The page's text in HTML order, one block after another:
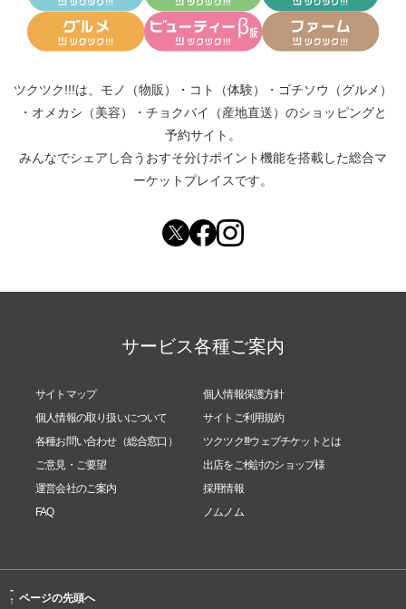
ツクツク!!!は、 モノ（物販） ・ コト（体験） ・ ゴチソウ（グルメ）
・ オメカシ（美容） ・ チョクバイ（産地直送） のショッピングと
予約サイト。
みんなでシェアし合う おすそ分けポイント機能を搭載した総合マ
ーケットプレイスです。
サービス各種ご案内
サイトマップ
個人情報保護方針
個人情報の取り扱いについて
サイトご利用規約
各種お問い合わせ（総合窓口）
ツクツク!!!ウェブチケットとは
ご意見・ご要望
出店をご検討のショップ様
運営会社のご案内
採用情報
FAQ
ノムノム
-
↑ ページの先頭へ